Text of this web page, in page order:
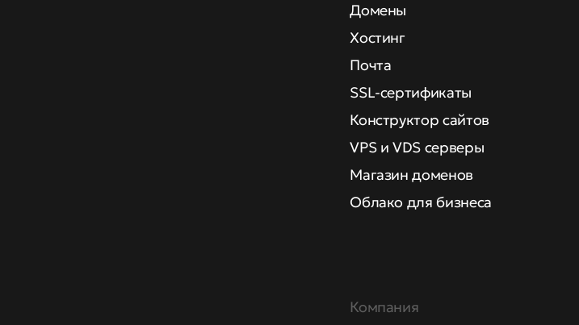
Домены
Хостинг
Почта
SSL-сертификаты
Конструктор сайтов
VPS и VDS серверы
Магазин доменов
Облако для бизнеса
Компания